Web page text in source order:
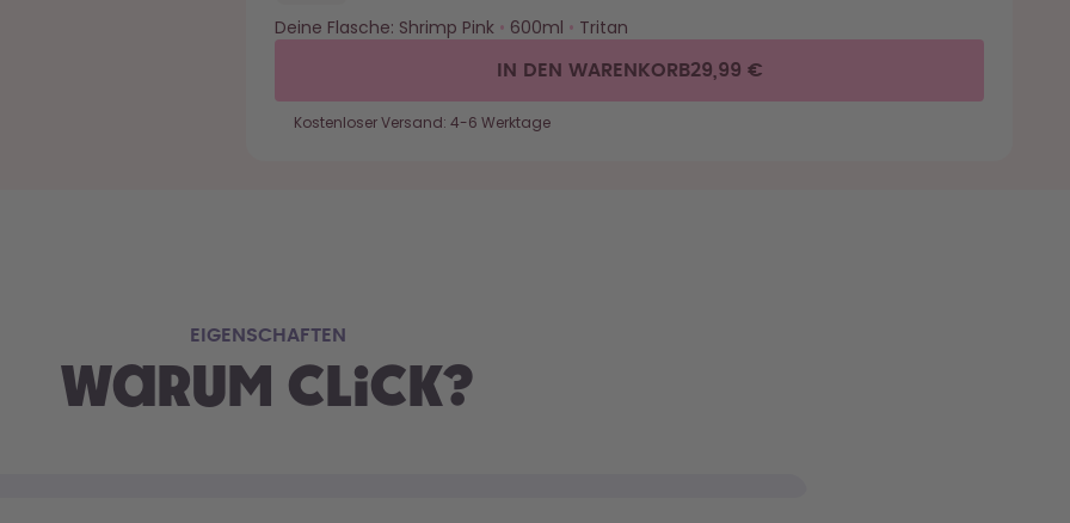
Deine Flasche: Shrimp Pink • 600ml • Tritan
IN DEN WARENKORB29,99 €
Kostenloser Versand: 4-6 Werktage
EIGENSCHAFTEN
Warum Click?